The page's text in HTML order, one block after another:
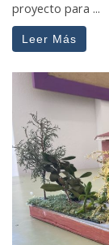
proyecto para ...
Leer Más